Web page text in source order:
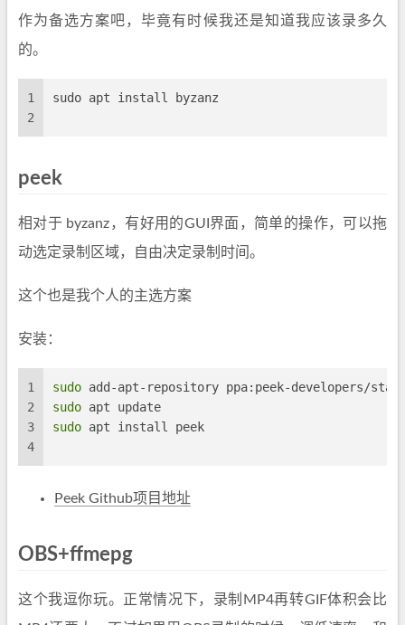
作为备选方案吧，毕竟有时候我还是知道我应该录多久
的。
1
2
sudo apt install byzanz
peek
相对于 byzanz，有好用的GUI界面，简单的操作，可以拖
动选定录制区域，自由决定录制时间。
这个也是我个人的主选方案
安装：
1
2
3
4
sudo add-apt-repository ppa:peek-developers/
sudo apt update
sudo apt install peek
Peek Github项目地址
OBS+ffmepg
这个我逗你玩。正常情况下，录制MP4再转GIF体积会比